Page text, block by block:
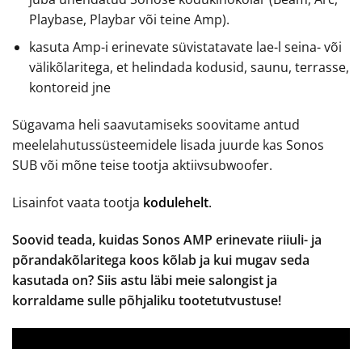
Playbase, Playbar või teine Amp).
kasuta Amp-i erinevate süvistatavate lae-l seina- või
välikõlaritega, et helindada kodusid, saunu, terrasse,
kontoreid jne
Sügavama heli saavutamiseks soovitame antud
meelelahutussüsteemidele lisada juurde kas Sonos
SUB või mõne teise tootja aktiivsubwoofer.
Lisainfot vaata tootja kodulehelt.
Soovid teada, kuidas Sonos AMP erinevate riiuli- ja
põrandakõlaritega koos kõlab ja kui mugav seda
kasutada on? Siis astu läbi meie salongist ja
korraldame sulle põhjaliku tootetutvustuse!